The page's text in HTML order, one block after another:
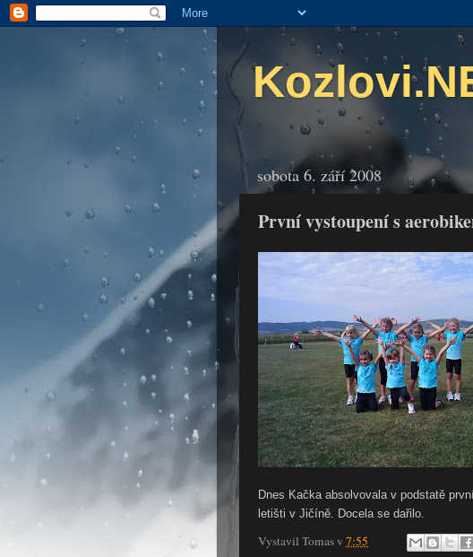
sobota 6. září 2008
První vystoupení s
Dnes Kačka absolvovala v podstatě
letišti v Jičíně. Docela se dařilo.
Vystavil Tomasv 7:55